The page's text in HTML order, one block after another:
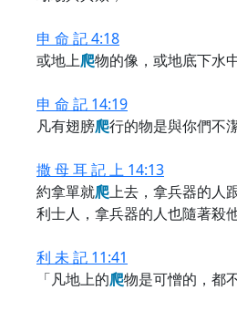
申 命 記 4:18
或地上爬物的像，或地底下水
申 命 記 14:19
凡有翅膀爬行的物是與你們不
撒 母 耳 記 上 14:13
約拿單就爬上去，拿兵器的人
利士人，拿兵器的人也隨著殺他
利 未 記 11:41
「凡地上的爬物是可憎的，都